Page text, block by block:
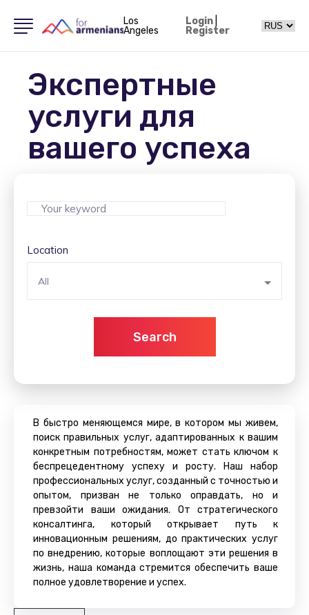
Los
Angeles
Login|
Register
Экспертные
услуги для
вашего успеха
Location
All
Search
В быстро меняющемся мире, в котором мы живем,
поиск правильных услуг, адаптированных к вашим
конкретным потребностям, может стать ключом к
беспрецедентному успеху и росту. Наш набор
профессиональных услуг, созданный с точностью и
опытом, призван не только оправдать, но и
превзойти ваши ожидания. От стратегического
консалтинга, который открывает путь к
инновационным решениям, до практических услуг
по внедрению, которые воплощают эти решения в
жизнь, наша команда стремится обеспечить ваше
полное удовлетворение и успех.